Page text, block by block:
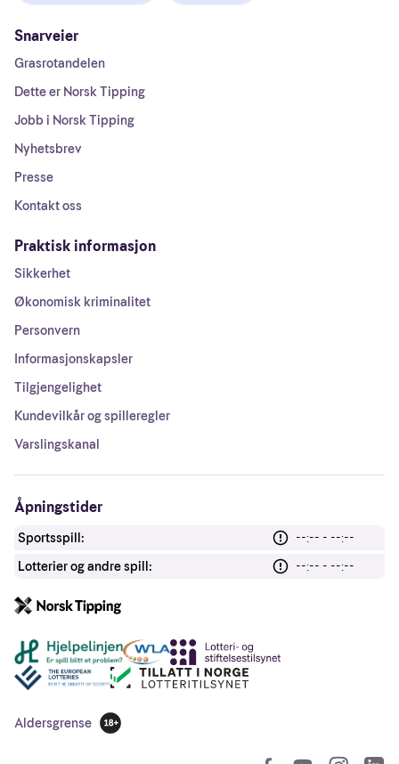
Snarveier
Grasrotandelen
Dette er Norsk Tipping
Jobb i Norsk Tipping
Nyhetsbrev
Presse
Kontakt oss
Praktisk informasjon
Sikkerhet
Økonomisk kriminalitet
Personvern
Informasjonskapsler
Tilgjengelighet
Kundevilkår og spilleregler
Varslingskanal
Åpningstider
Sportsspill:
--:-- - --:--
Lotterier og andre spill:
--:-- - --:--
Andre lenker
Aldersgrense
18 år